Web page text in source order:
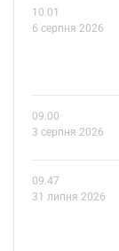
10.01
6 серпня 2026
09.00
3 серпня 2026
09.47
31 липня 2026